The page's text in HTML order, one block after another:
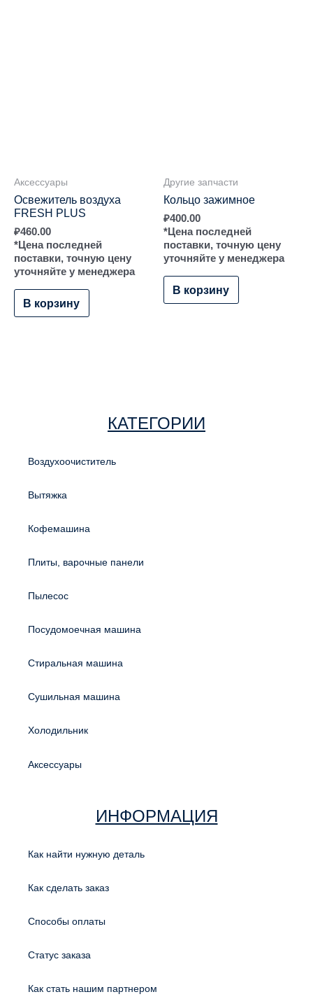
Аксессуары
Освежитель воздуха
FRESH PLUS
₽460.00
*Цена последней
поставки, точную цену
уточняйте у менеджера
В корзину
Другие запчасти
Кольцо зажимное
₽400.00
*Цена последней
поставки, точную цену
уточняйте у менеджера
В корзину
КАТЕГОРИИ
Воздухоочиститель
Вытяжка
Кофемашина
Плиты, варочные панели
Пылесос
Посудомоечная машина
Стиральная машина
Сушильная машина
Холодильник
Аксессуары
ИНФОРМАЦИЯ
Как найти нужную деталь
Как сделать заказ
Способы оплаты
Статус заказа
Как стать нашим партнером